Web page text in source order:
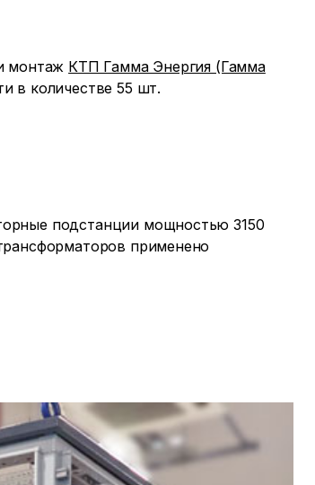
монтаж КТП Гамма Энергия (Гамма
в количестве 55 шт.
подстанции мощностью 3150
применено